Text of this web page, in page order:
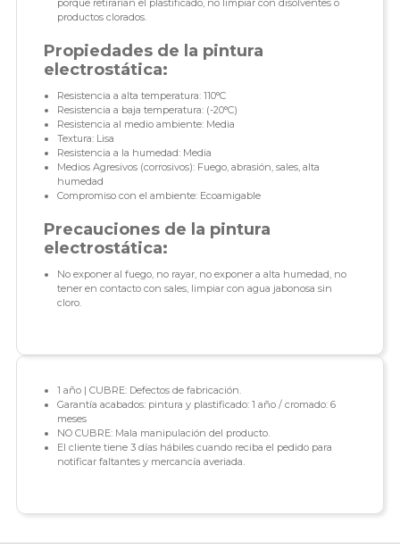
porque retirarían el plastificado, no limpiar con disolventes o
productos clorados.
Propiedades de la pintura
electrostática:
Resistencia a alta temperatura: 110°C
Resistencia a baja temperatura: (-20°C)
Resistencia al medio ambiente: Media
Textura: Lisa
Resistencia a la humedad: Media
Medios Agresivos (corrosivos): Fuego, abrasión, sales, alta
humedad
Compromiso con el ambiente: Ecoamigable
Precauciones de la pintura
electrostática:
No exponer al fuego, no rayar, no exponer a alta humedad, no
tener en contacto con sales, limpiar con agua jabonosa sin
cloro.
1 año | CUBRE: Defectos de fabricación.
Garantía acabados: pintura y plastificado: 1 año / cromado: 6
meses
NO CUBRE: Mala manipulación del producto.
El cliente tiene 3 días hábiles cuando reciba el pedido para
notificar faltantes y mercancía averiada.